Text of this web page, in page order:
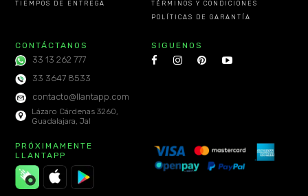
TIEMPOS DE ENTREGA
TÉRMINOS Y CONDICIONES
POLÍTICAS DE GARANTÍA
CONTÁCTANOS
33 13 262 777
33 3647 8533
contacto@llantapp.com
Lázaro Cárdenas 3260,
Guadalajara, Jal
SIGUENOS
PRÓXIMAMENTE
LLANTAPP